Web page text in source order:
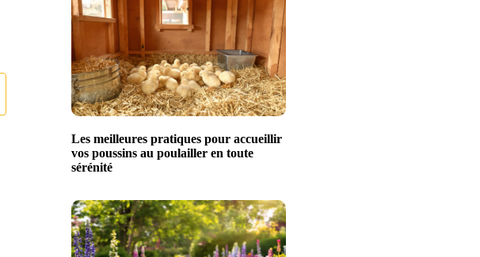
Les meilleures pratiques pour accueillir
vos poussins au poulailler en toute
sérénité